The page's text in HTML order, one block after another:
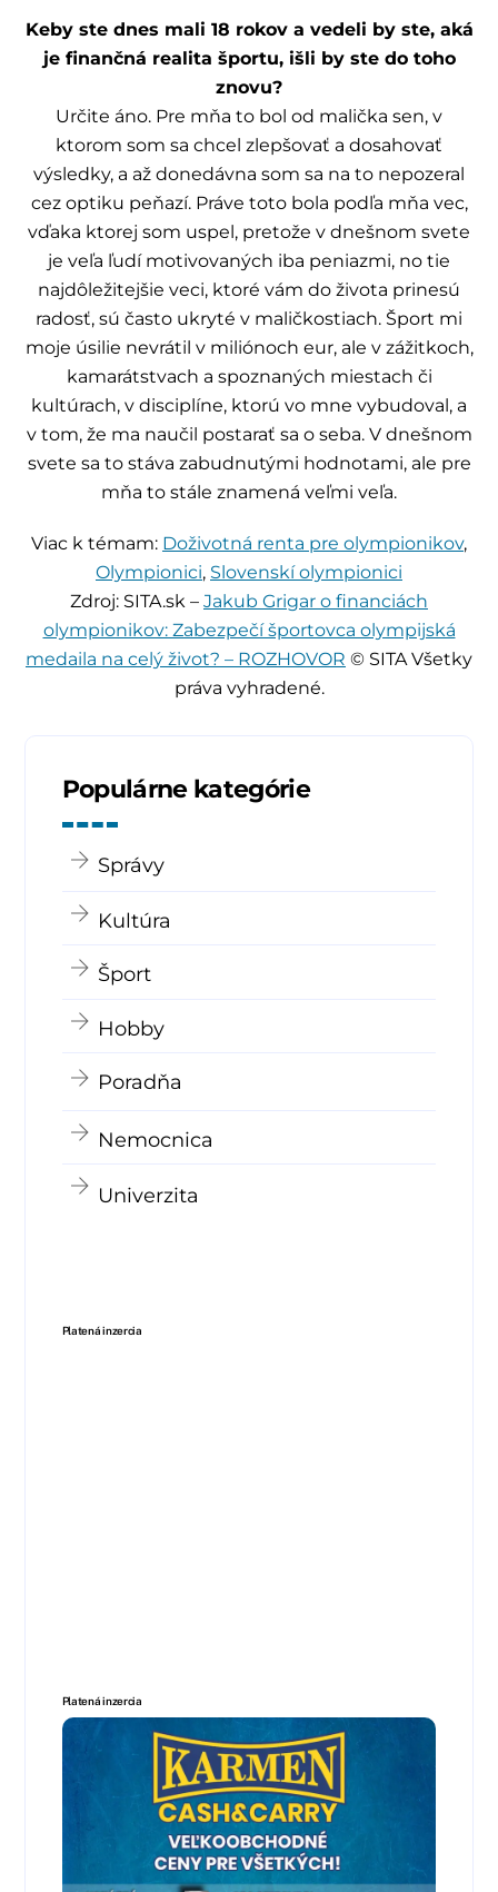
Keby ste dnes mali 18 rokov a vedeli by ste, aká
je finančná realita športu, išli by ste do toho
znovu?
Určite áno. Pre mňa to bol od malička sen, v
ktorom som sa chcel zlepšovať a dosahovať
výsledky, a až donedávna som sa na to nepozeral
cez optiku peňazí. Práve toto bola podľa mňa vec,
vďaka ktorej som uspel, pretože v dnešnom svete
je veľa ľudí motivovaných iba peniazmi, no tie
najdôležitejšie veci, ktoré vám do života prinesú
radosť, sú často ukryté v maličkostiach. Šport mi
moje úsilie nevrátil v miliónoch eur, ale v zážitkoch,
kamarátstvach a spoznaných miestach či
kultúrach, v disciplíne, ktorú vo mne vybudoval, a
v tom, že ma naučil postarať sa o seba. V dnešnom
svete sa to stáva zabudnutými hodnotami, ale pre
mňa to stále znamená veľmi veľa.
Viac k témam: Doživotná renta pre olympionikov,
Olympionici, Slovenskí olympionici
Zdroj: SITA.sk – Jakub Grigar o financiách
olympionikov: Zabezpečí športovca olympijská
medaila na celý život? – ROZHOVOR © SITA Všetky
práva vyhradené.
Populárne kategórie
Správy
Kultúra
Šport
Hobby
Poradňa
Nemocnica
Univerzita
Platená inzercia
Platená inzercia